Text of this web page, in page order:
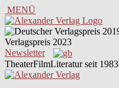
MENÜ
Newsletter
TheaterFilmLiteratur seit 1983